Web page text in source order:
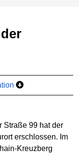
Straße 99 hat der
erschlossen. Im
Kreuzberg